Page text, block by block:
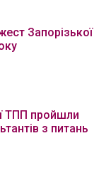
Запорізької
ТПП пройшли
з питань